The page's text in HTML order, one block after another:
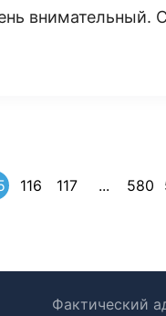
внимательный.
116 117 ... 580
Фактический